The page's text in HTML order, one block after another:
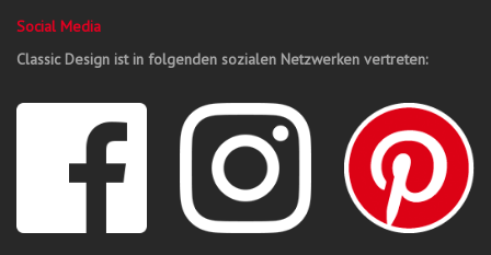
Social Media
Classic Design ist in folgenden sozialen Netzwerken vertreten: